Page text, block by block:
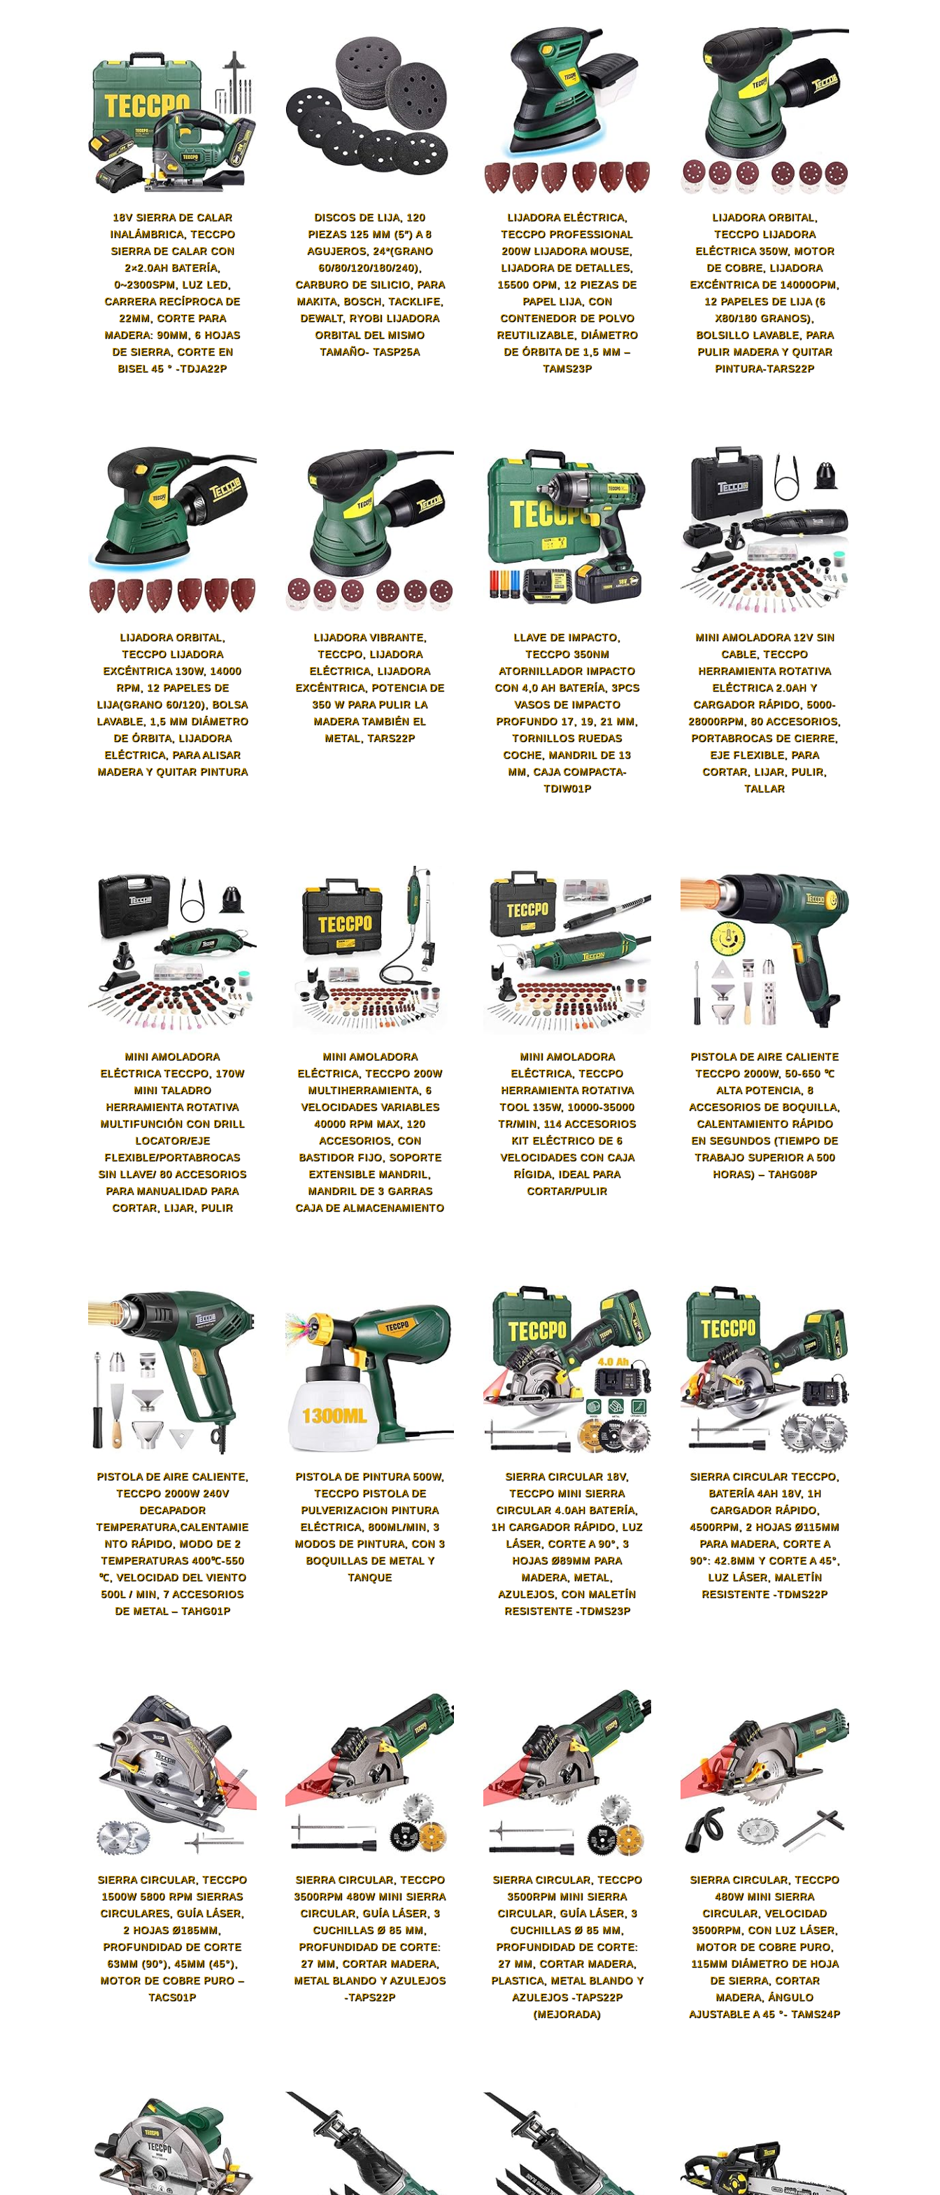
18V SIERRA DE CALAR
INALÁMBRICA, TECCPO
SIERRA DE CALAR CON
2×2.0AH BATERÍA,
0~2300SPM, LUZ LED,
CARRERA RECÍPROCA DE
22MM, CORTE PARA
MADERA: 90MM, 6 HOJAS
DE SIERRA, CORTE EN
BISEL 45 ° -TDJA22P
DISCOS DE LIJA, 120
PIEZAS 125 MM (5″) A 8
AGUJEROS, 24*(GRANO
60/80/120/180/240),
CARBURO DE SILICIO, PARA
MAKITA, BOSCH, TACKLIFE,
DEWALT, RYOBI LIJADORA
ORBITAL DEL MISMO
TAMAÑO- TASP25A
LIJADORA ELÉCTRICA,
TECCPO PROFESSIONAL
200W LIJADORA MOUSE,
LIJADORA DE DETALLES,
15500 OPM, 12 PIEZAS DE
PAPEL LIJA, CON
CONTENEDOR DE POLVO
REUTILIZABLE, DIÁMETRO
DE ÓRBITA DE 1,5 MM –
TAMS23P
LIJADORA ORBITAL,
TECCPO LIJADORA
ELÉCTRICA 350W, MOTOR
DE COBRE, LIJADORA
EXCÉNTRICA DE 14000OPM,
12 PAPELES DE LIJA (6
X80/180 GRANOS),
BOLSILLO LAVABLE, PARA
PULIR MADERA Y QUITAR
PINTURA-TARS22P
LIJADORA ORBITAL,
TECCPO LIJADORA
EXCÉNTRICA 130W, 14000
RPM, 12 PAPELES DE
LIJA(GRANO 60/120), BOLSA
LAVABLE, 1,5 MM DIÁMETRO
DE ÓRBITA, LIJADORA
ELÉCTRICA, PARA ALISAR
MADERA Y QUITAR PINTURA
LIJADORA VIBRANTE,
TECCPO, LIJADORA
ELÉCTRICA, LIJADORA
EXCÉNTRICA, POTENCIA DE
350 W PARA PULIR LA
MADERA TAMBIÉN EL
METAL, TARS22P
LLAVE DE IMPACTO,
TECCPO 350NM
ATORNILLADOR IMPACTO
CON 4,0 AH BATERÍA, 3PCS
VASOS DE IMPACTO
PROFUNDO 17, 19, 21 MM,
TORNILLOS RUEDAS
COCHE, MANDRIL DE 13
MM, CAJA COMPACTA-
TDIW01P
MINI AMOLADORA 12V SIN
CABLE, TECCPO
HERRAMIENTA ROTATIVA
ELÉCTRICA 2.0AH Y
CARGADOR RÁPIDO, 5000-
28000RPM, 80 ACCESORIOS,
PORTABROCAS DE CIERRE,
EJE FLEXIBLE, PARA
CORTAR, LIJAR, PULIR,
TALLAR
MINI AMOLADORA
ELÉCTRICA TECCPO, 170W
MINI TALADRO
HERRAMIENTA ROTATIVA
MULTIFUNCIÓN CON DRILL
LOCATOR/EJE
FLEXIBLE/PORTABROCAS
SIN LLAVE/ 80 ACCESORIOS
PARA MANUALIDAD PARA
CORTAR, LIJAR, PULIR
MINI AMOLADORA
ELÉCTRICA, TECCPO 200W
MULTIHERRAMIENTA, 6
VELOCIDADES VARIABLES
40000 RPM MAX, 120
ACCESORIOS, CON
BASTIDOR FIJO, SOPORTE
EXTENSIBLE MANDRIL,
MANDRIL DE 3 GARRAS
CAJA DE ALMACENAMIENTO
MINI AMOLADORA
ELÉCTRICA, TECCPO
HERRAMIENTA ROTATIVA
TOOL 135W, 10000-35000
TR/MIN, 114 ACCESORIOS
KIT ELÉCTRICO DE 6
VELOCIDADES CON CAJA
RÍGIDA, IDEAL PARA
CORTAR/PULIR
PISTOLA DE AIRE CALIENTE
TECCPO 2000W, 50-650 ℃
ALTA POTENCIA, 8
ACCESORIOS DE BOQUILLA,
CALENTAMIENTO RÁPIDO
EN SEGUNDOS (TIEMPO DE
TRABAJO SUPERIOR A 500
HORAS) – TAHG08P
PISTOLA DE AIRE CALIENTE,
TECCPO 2000W 240V
DECAPADOR
TEMPERATURA,CALENTAMIE
NTO RÁPIDO, MODO DE 2
TEMPERATURAS 400℃-550
℃, VELOCIDAD DEL VIENTO
500L / MIN, 7 ACCESORIOS
DE METAL – TAHG01P
PISTOLA DE PINTURA 500W,
TECCPO PISTOLA DE
PULVERIZACION PINTURA
ELÉCTRICA, 800ML/MIN, 3
MODOS DE PINTURA, CON 3
BOQUILLAS DE METAL Y
TANQUE
SIERRA CIRCULAR 18V,
TECCPO MINI SIERRA
CIRCULAR 4.0AH BATERÍA,
1H CARGADOR RÁPIDO, LUZ
LÁSER, CORTE A 90°, 3
HOJAS Ø89MM PARA
MADERA, METAL,
AZULEJOS, CON MALETÍN
RESISTENTE -TDMS23P
SIERRA CIRCULAR TECCPO,
BATERÍA 4AH 18V, 1H
CARGADOR RÁPIDO,
4500RPM, 2 HOJAS Ø115MM
PARA MADERA, CORTE A
90°: 42.8MM Y CORTE A 45°,
LUZ LÁSER, MALETÍN
RESISTENTE -TDMS22P
SIERRA CIRCULAR, TECCPO
1500W 5800 RPM SIERRAS
CIRCULARES, GUÍA LÁSER,
2 HOJAS Ø185MM,
PROFUNDIDAD DE CORTE
63MM (90°), 45MM (45°),
MOTOR DE COBRE PURO –
TACS01P
SIERRA CIRCULAR, TECCPO
3500RPM 480W MINI SIERRA
CIRCULAR, GUÍA LÁSER, 3
CUCHILLAS Ø 85 MM,
PROFUNDIDAD DE CORTE:
27 MM, CORTAR MADERA,
METAL BLANDO Y AZULEJOS
-TAPS22P
SIERRA CIRCULAR, TECCPO
3500RPM MINI SIERRA
CIRCULAR, GUÍA LÁSER, 3
CUCHILLAS Ø 85 MM,
PROFUNDIDAD DE CORTE:
27 MM, CORTAR MADERA,
PLASTICA, METAL BLANDO Y
AZULEJOS -TAPS22P
(MEJORADA)
SIERRA CIRCULAR, TECCPO
480W MINI SIERRA
CIRCULAR, VELOCIDAD
3500RPM, CON LUZ LÁSER,
MOTOR DE COBRE PURO,
115MM DIÁMETRO DE HOJA
DE SIERRA, CORTAR
MADERA, ÁNGULO
AJUSTABLE A 45 °- TAMS24P